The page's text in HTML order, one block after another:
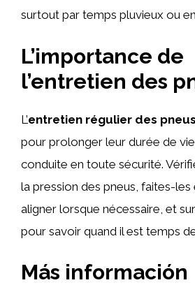
surtout par temps pluvieux ou
L’importance de
l’entretien des
L’entretien régulier des pneus
pour prolonger leur durée de
conduite en toute sécurité.
la pression des pneus, faites-
aligner lorsque nécessaire, et
pour savoir quand il est temps
Más información